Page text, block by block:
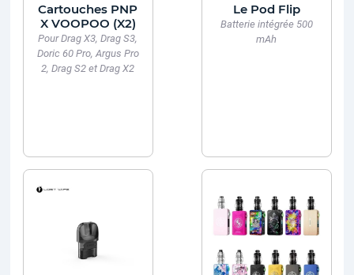
Cartouches PNP
X VOOPOO (X2)
Pour Drag X3, Drag S3,
Doric 60 Pro, Argus Pro
2, Drag S2 et Drag X2
Le Pod Flip
Batterie intégrée 500
mAh